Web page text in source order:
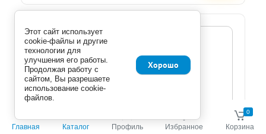
Главная Каталог Профиль Избранное
0
Корзина
Этот сайт использует
cookie-файлы и другие
технологии для
улучшения его работы.
Продолжая работу с
сайтом, Вы разрешаете
использование cookie-
файлов.
Хорошо